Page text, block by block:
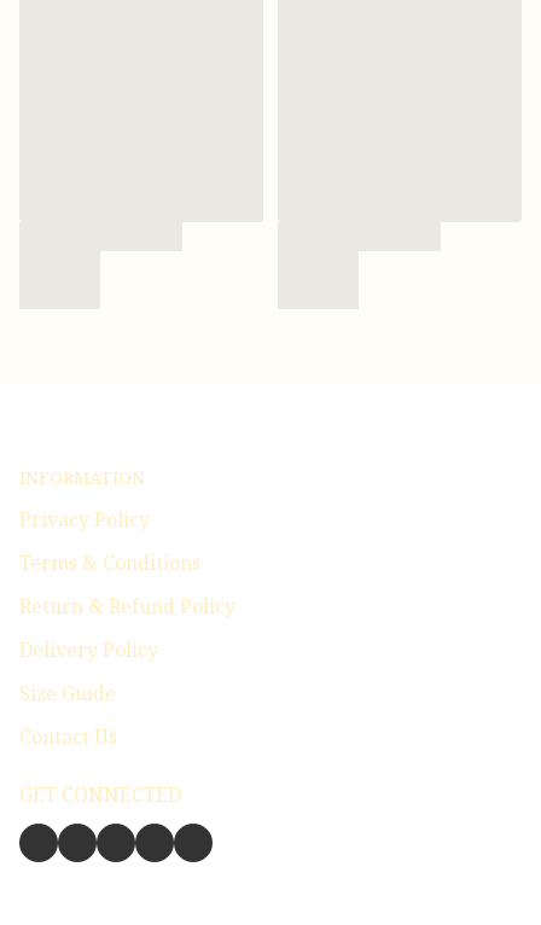
INFORMATION
Privacy Policy
Terms & Conditions
Return & Refund Policy
Delivery Policy
Size Guide
Contact Us
GET CONNECTED